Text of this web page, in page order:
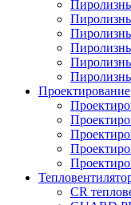
Проектирование
CR